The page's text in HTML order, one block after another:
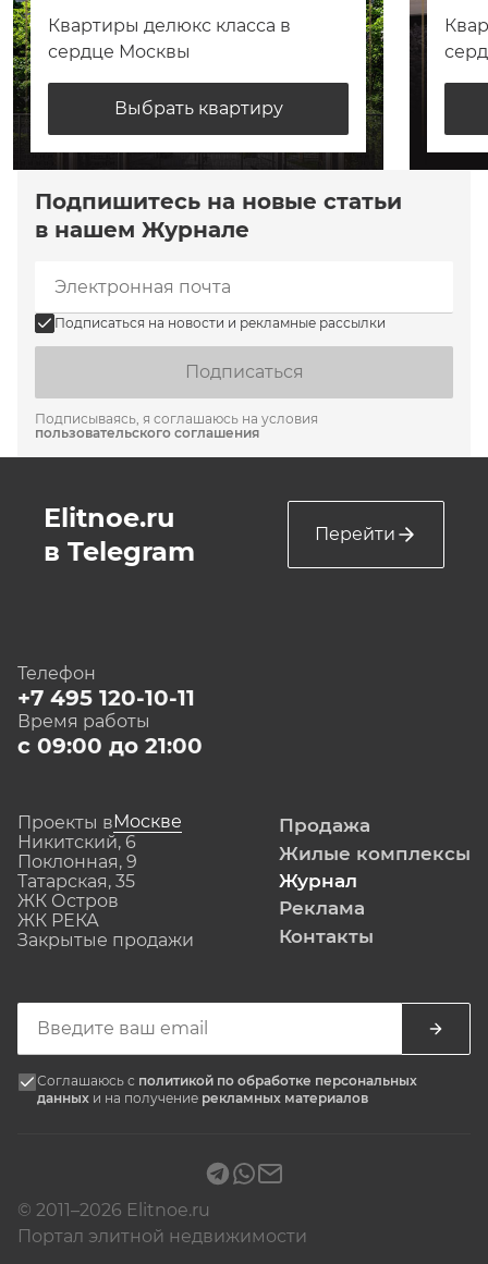
Квартиры делюкс класса в
сердце Москвы
Выбрать квартиру
Подпишитесь на новые статьи
в нашем Журнале
Подписаться на новости и рекламные рассылки
Подписаться
Подписываясь, я соглашаюсь на условия
пользовательского соглашения
Elitnoe.ru
в Telegram
Перейти
Телефон
+7 495 120-10-11
Время работы
с 09:00 до 21:00
Проекты вМоскве
Никитский, 6
Поклонная, 9
Татарская, 35
ЖК Остров
ЖК РЕКА
Закрытые продажи
Продажа
Жилые комплексы
Журнал
Реклама
Контакты
Соглашаюсь с политикой по обработке персональных
данных и на получение рекламных материалов
© 2011–2026 Elitnoe.ru
Портал элитной недвижимости